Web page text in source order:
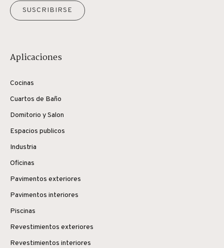
SUSCRIBIRSE
Aplicaciones
Cocinas
Cuartos de Baño
Domitorio y Salon
Espacios publicos
Industria
Oficinas
Pavimentos exteriores
Pavimentos interiores
Piscinas
Revestimientos exteriores
Revestimientos interiores